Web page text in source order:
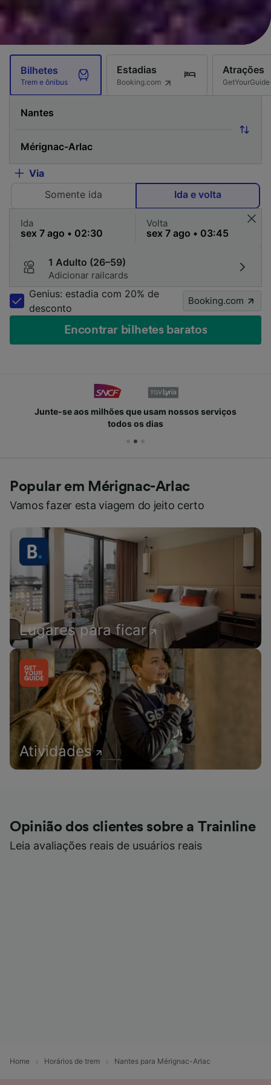
Bilhetes
Trem e ônibus
Estadias
Booking.com
Atrações
GetYourGuide
Via
Somente ida
Ida e volta
Ida Volta
1 Adulto (26–59)
Adicionar railcards
Genius: estadia com 20% de
desconto
Booking.com
Encontrar bilhetes baratos
Junte-se aos milhões que usam nossos serviços
todos os dias
Popular em Mérignac-Arlac
Vamos fazer esta viagem do jeito certo
Lugares para ficar
Atividades
Opinião dos clientes sobre a Trainline
Leia avaliações reais de usuários reais
Home Horários de trem Nantes para Mérignac-Arlac